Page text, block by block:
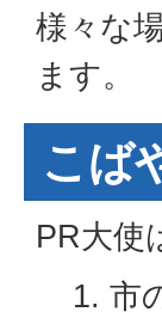
様々な
ます。
こば
PR大使
市